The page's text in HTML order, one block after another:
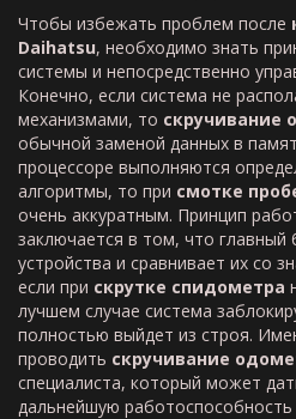
Чтобы избежать проблем после
Daihatsu, необходимо знать
системы и непосредственно
Конечно, если система не
механизмами, то скручивание
обычной заменой данных в
процессоре выполняются
алгоритмы, то при смотке
очень аккуратным. Принцип
заключается в том, что главный
устройства и сравнивает их со
если при скрутке спидометра
лучшем случае система
полностью выйдет из строя.
проводить скручивание
специалиста, который может
дальнейшую